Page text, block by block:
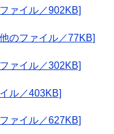
ァイル／902KB]
のファイル／77KB]
ァイル／302KB]
ル／403KB]
ァイル／627KB]